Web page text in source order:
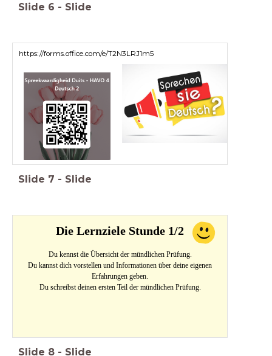
Slide 6 - Slide
https://forms.office.com/e/T2N3LRJ1m5
Slide 7 - Slide
Die Lernziele Stunde 1/2
Du kennst die Übersicht der mündlichen Prüfung.
Du kannst dich vorstellen und Informationen über deine eigenen
Erfahrungen geben.
Du schreibst deinen ersten Teil der mündlichen Prüfung.
Slide 8 - Slide